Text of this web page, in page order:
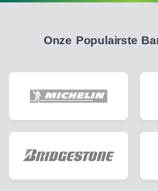
Onze Populairste